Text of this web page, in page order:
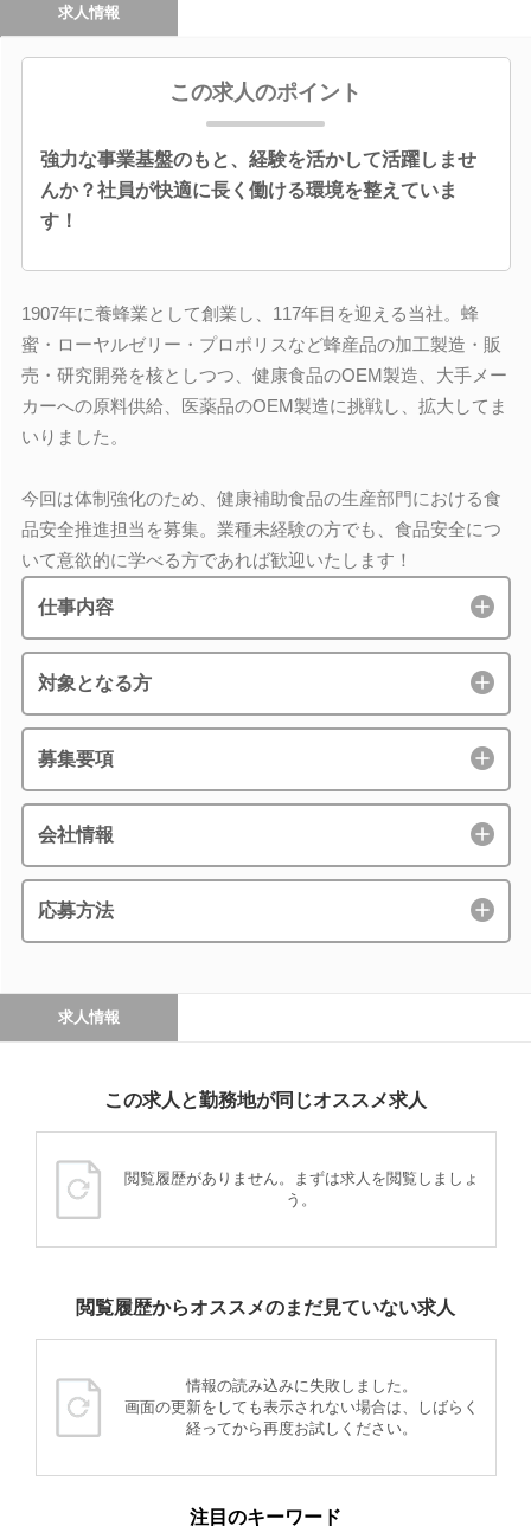
求人情報
この求人のポイント
強力な事業基盤のもと、経験を活かして活躍しませ
んか？社員が快適に長く働ける環境を整えていま
す！
1907年に養蜂業として創業し、117年目を迎える当社。蜂
蜜・ローヤルゼリー・プロポリスなど蜂産品の加工製造・販
売・研究開発を核としつつ、健康食品のOEM製造、大手メー
カーへの原料供給、医薬品のOEM製造に挑戦し、拡大してま
いりました。
今回は体制強化のため、健康補助食品の生産部門における食
品安全推進担当を募集。業種未経験の方でも、食品安全につ
いて意欲的に学べる方であれば歓迎いたします！
仕事内容
対象となる方
募集要項
会社情報
応募方法
求人情報
この求人と勤務地が同じオススメ求人
閲覧履歴がありません。まずは求人を閲覧しましょ
う。
閲覧履歴からオススメのまだ見ていない求人
情報の読み込みに失敗しました。
画面の更新をしても表示されない場合は、しばらく
経ってから再度お試しください。
注目のキーワード